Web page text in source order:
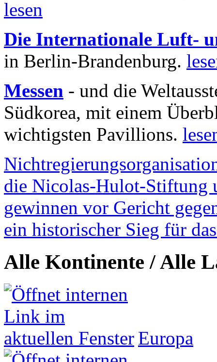
lesen
Die Internationale Luft-
in Berlin-Brandenburg.
Messen - und die
Südkorea, mit einem
wichtigsten Pavillions.
die Nicolas-Hulot-Stiftung
gewinnen vor Gericht
ein historischer Sieg für
Alle Kontinente / Alle
Europa